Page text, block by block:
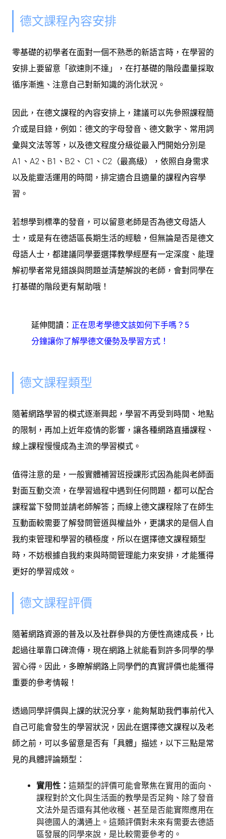
德文課程內容安排
零基礎的初學者在面對一個不熟悉的新語言時，在學習的
安排上要留意「欲速則不達」，在打基礎的階段盡量採取
循序漸進、注意自己對新知識的消化狀況。
因此，在德文課程的內容安排上，建議可以先參照課程簡
介或是目錄 ，例如：德文的字母發音、德文數字、常用詞
彙與文法等等，以及德文程度分級從最入門開始分別是
A1、A2、B1、B2、 C1、C2（最高級），依照自身需求
以及能靈活運用的時間，排定適合且適量的課程內容學
習。
若想學到標準的發音，可以留意老師是否為德文母語人
士，或是有在德語區長期生活的經驗，但無論是否是德文
母語人士，都建議同學要選擇教學經歷有一定深度、能理
解初學者常見錯誤與問題並清楚解說的老師，會對同學在
打基礎的階段更有幫助哦！
延伸閱讀： 正在思考學德文該如何下手嗎？5
分鐘讓你了解學德文優勢及學習方式！
德文課程類型
隨著網路學習的模式逐漸興起，學習不再受到時間、地點
的限制，再加上近年疫情的影響，讓各種網路直播課程、
線上課程慢慢成為主流的學習模式。
值得注意的是，一般實體補習班授課形式因為能與老師面
對面互動交流，在學習過程中遇到任何問題，都可以配合
課程當下發問並請老師解答；而線上德文課程除了在師生
互動面較需要了解發問管道與權益外，更講求的是個人自
我約束管理和學習的積極度，所以在選擇德文課程類型
時，不妨根據自我約束與時間管理能力來安排，才能獲得
更好的學習成效。
德文課程評價
隨著網路資源的普及以及社群參與的方便性高速成長，比
起過往單靠口碑流傳，現在網路上就能看到許多同學的學
習心得。因此，多瞭解網路上同學們的真實評價也能獲得
重要的參考情報！
透過同學評價與上課的狀況分享，能夠幫助我們事前代入
自己可能會發生的學習狀況，因此在選擇德文課程以及老
師之前，可以多留意是否有「具體」描述，以下三點是常
見的具體評論類型：
實用性： 這類型的評價可能會聚焦在實用的面向、
課程對於文化與生活面的教學是否足夠、除了發音
文法外是否還有其他收穫、甚至是否能實際應用在
與德國人的溝通上。這類評價對未來有需要去德語
區發展的同學來說，是比較需要參考的。